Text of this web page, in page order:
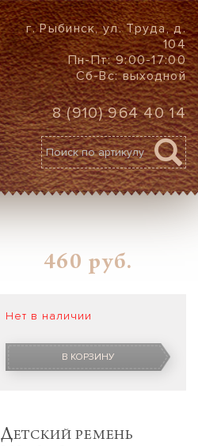
г. Рыбинск, ул. Труда, д.
104
Пн-Пт: 9:00-17:00
Сб-Вс: выходной
8 (910) 964 40 14
ДЕТСКИЙ РЕМЕНЬ
460 руб.
Нет в наличии
В КОРЗИНУ